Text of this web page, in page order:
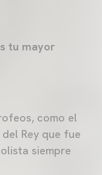
tu mayor
como el
Rey que fue
siempre